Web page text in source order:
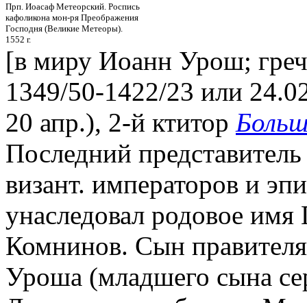
Прп. Иоасаф Метеорский. Роспись
кафоликона мон-ря Преображения
Господня (Великие Метеоры).
1552 г.
[в миру Иоанн Урош;
1349/50-1422/23 или
20 апр.), 2-й ктитор
Последний
визант. императоров и
унаследовал родовое
Комнинов. Сын
Уроша (младшего сына